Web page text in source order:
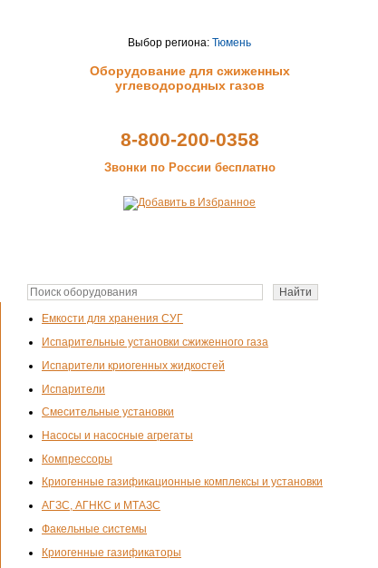
Выбор региона: Тюмень
Оборудование для сжиженных
углеводородных газов
8-800-200-0358
Звонки по России бесплатно
Емкости для хранения СУГ
Испарительные установки сжиженного газа
Испарители криогенных жидкостей
Испарители
Смесительные установки
Насосы и насосные агрегаты
Компрессоры
Криогенные газификационные комплексы и установки
АГЗС, АГНКС и МТАЗС
Факельные системы
Криогенные газификаторы